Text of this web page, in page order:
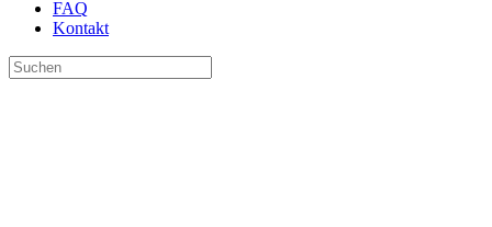
FAQ
Kontakt
Suchen
nach: